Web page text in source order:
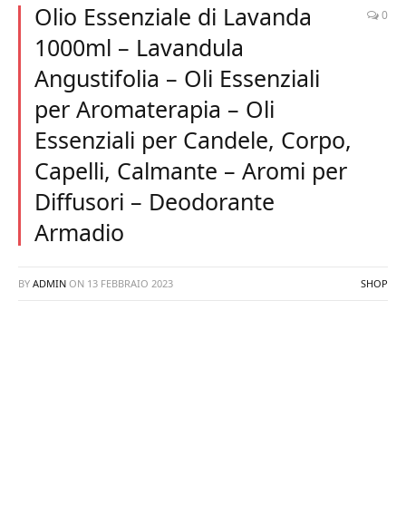
Olio Essenziale di Lavanda
1000ml – Lavandula
Angustifolia – Oli Essenziali
per Aromaterapia – Oli
Essenziali per Candele, Corpo,
Capelli, Calmante – Aromi per
Diffusori – Deodorante
Armadio
0
BY ADMIN ON 13 FEBBRAIO 2023 SHOP